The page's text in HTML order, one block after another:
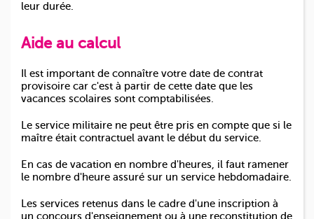
leur durée.
Aide au calcul
Il est important de connaître votre date de contrat
provisoire car c'est à partir de cette date que les
vacances scolaires sont comptabilisées.
Le service militaire ne peut être pris en compte que si le
maître était contractuel avant le début du service.
En cas de vacation en nombre d'heures, il faut ramener
le nombre d'heure assuré sur un service hebdomadaire.
Les services retenus dans le cadre d'une inscription à
un concours d'enseignement ou à une reconstitution de